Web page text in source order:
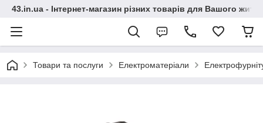
43.in.ua - Інтернет-магазин різних товарів для Вашого
Товари та послуги Електроматеріали